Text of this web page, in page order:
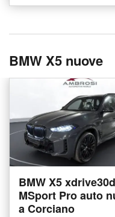
BMW X5 nuove
BMW X5 xdrive30d
MSport Pro auto
a Corciano